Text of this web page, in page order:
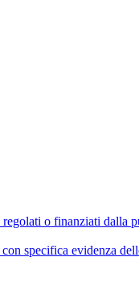
o finanziati dalla
specifica evidenza